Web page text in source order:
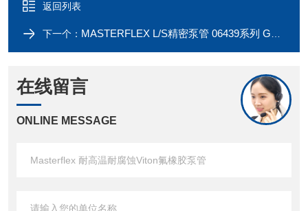
返回列表
下一个： MASTERFLEX L/S精密泵管 06439系列 GORE高弹力400
在线留言
ONLINE MESSAGE